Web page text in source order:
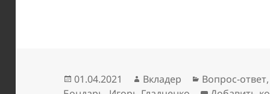
Опубликовано
01.04.2021 Автор
Вкладер Рубрики
Вопрос-ответ